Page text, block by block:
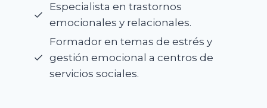
Especialista en trastornos
emocionales y relacionales.
Formador en temas de estrés y
gestión emocional a centros de
servicios sociales.